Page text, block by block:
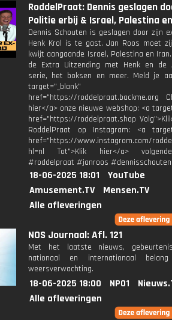
RoddelPraat: Dennis geslagen
Politie erbij & Israel, Palestina
Dennis Schouten is geslagen door zijn
Henk Krol is te gast. Jan Roos moet
kwijt aangaande Israel, Palestina en
de Extra Uitzending met Henk en de
serie, het boksen en meer. Meld je
target="_blank"
href="https://roddelpraat.backme.org
hier</a> onze nieuwe webshop: <a
href="https://roddelpraat.shop
RoddelPraat op Instagram: <a
href="https://www.instagram.com/
hl=nl Tot">Klik hier</a>
#roddelpraat #janroos #dennisschouten
18-06-2025 18:01
YouTube
Amusement.TV
Mensen.TV
Alle afleveringen
NOS Journaal: Afl. 121
Met het laatste nieuws,
nationaal en internationaal
weersverwachting.
18-06-2025 18:00 NPO1
Alle afleveringen